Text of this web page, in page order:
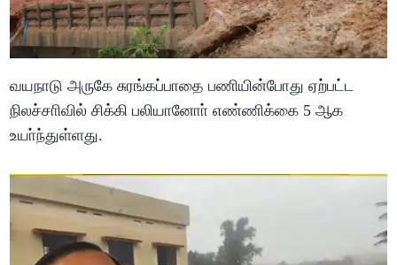
வயநாடு அருகே சுரங்கப்பாதை பணியின்போது ஏற்பட்ட
நிலச்சாிவில் சிக்கி பலியானோா் எண்ணிக்கை 5 ஆக
உயா்ந்துள்ளது.